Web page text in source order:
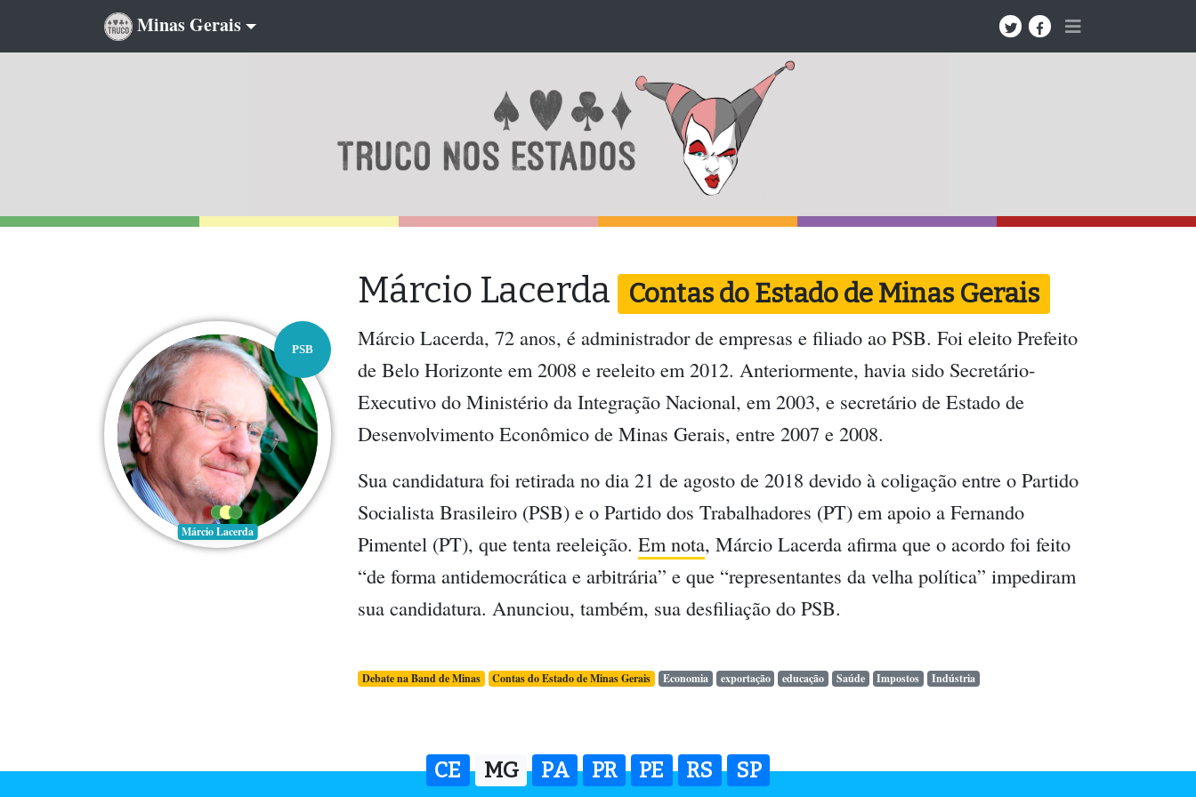
Minas Gerais
Márcio Lacerda Contas do Estado de Minas Gerais
PSB
Márcio Lacerda
Márcio Lacerda, 72 anos, é administrador de empresas e filiado ao PSB. Foi eleito Prefeito
de Belo Horizonte em 2008 e reeleito em 2012. Anteriormente, havia sido Secretário-
Executivo do Ministério da Integração Nacional, em 2003, e secretário de Estado de
Desenvolvimento Econômico de Minas Gerais, entre 2007 e 2008.
Sua candidatura foi retirada no dia 21 de agosto de 2018 devido à coligação entre o Partido
Socialista Brasileiro (PSB) e o Partido dos Trabalhadores (PT) em apoio a Fernando
Pimentel (PT), que tenta reeleição. Em nota, Márcio Lacerda afirma que o acordo foi feito
“de forma antidemocrática e arbitrária” e que “representantes da velha política” impediram
sua candidatura. Anunciou, também, sua desfiliação do PSB.
Debate na Band de Minas Contas do Estado de Minas Gerais Economia exportação educação Saúde Impostos Indústria
CE MG PA PR PE RS SP